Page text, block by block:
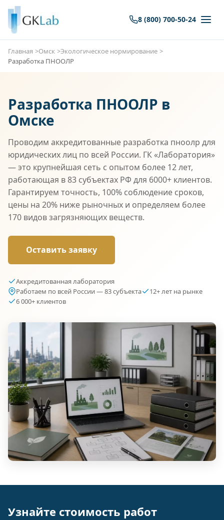
8 (800) 700-50-24
Главная Омск
Экологическое нормирование
Разработка ПНООЛР
Разработка ПНООЛР в
Омске
Проводим аккредитованные разработка пноолр для
юридических лиц по всей России. ГК «Лаборатория»
— это крупнейшая сеть с опытом более 12 лет,
работающая в 83 субъектах РФ для 6000+ клиентов.
Гарантируем точность, 100% соблюдение сроков,
цены на 20% ниже рыночных и определяем более
170 видов загрязняющих веществ.
Оставить заявку
Аккредитованная лаборатория
Работаем по всей России — 83 субъекта
12+ лет на рынке
6 000+ клиентов
Узнайте стоимость работ